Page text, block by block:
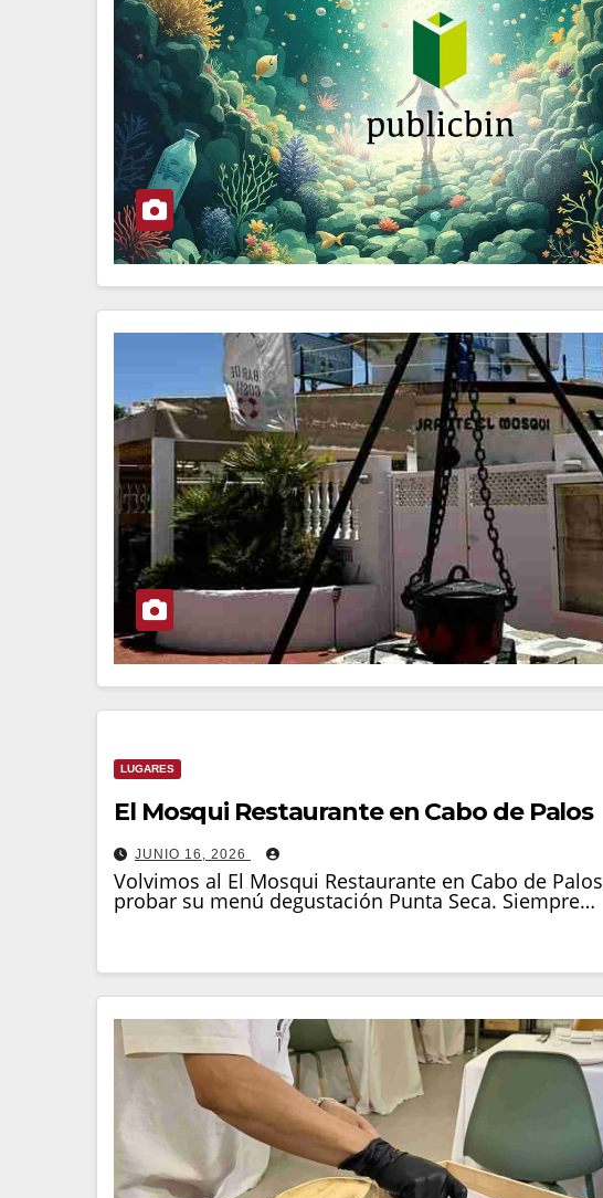
LUGARES
El Mosqui Restaurante en Cabo de Palos
JUNIO 16, 2026
Volvimos al El Mosqui Restaurante en Cabo de
probar su menú degustación Punta Seca. Siempre…